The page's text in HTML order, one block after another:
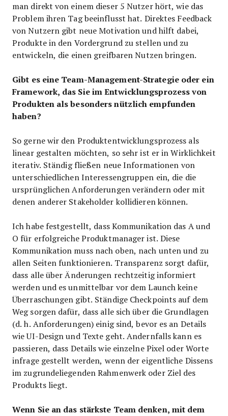
man direkt von einem dieser 5 Nutzer hört, wie das
Problem ihren Tag beeinflusst hat. Direktes Feedback
von Nutzern gibt neue Motivation und hilft dabei,
Produkte in den Vordergrund zu stellen und zu
entwickeln, die einen greifbaren Nutzen bringen.
Gibt es eine Team-Management-Strategie oder ein
Framework, das Sie im Entwicklungsprozess von
Produkten als besonders nützlich empfunden
haben?
So gerne wir den Produktentwicklungsprozess als
linear gestalten möchten, so sehr ist er in Wirklichkeit
iterativ. Ständig fließen neue Informationen von
unterschiedlichen Interessengruppen ein, die die
ursprünglichen Anforderungen verändern oder mit
denen anderer Stakeholder kollidieren können.
Ich habe festgestellt, dass Kommunikation das A und
O für erfolgreiche Produktmanager ist. Diese
Kommunikation muss nach oben, nach unten und zu
allen Seiten funktionieren. Transparenz sorgt dafür,
dass alle über Änderungen rechtzeitig informiert
werden und es unmittelbar vor dem Launch keine
Überraschungen gibt. Ständige Checkpoints auf dem
Weg sorgen dafür, dass alle sich über die Grundlagen
(d. h. Anforderungen) einig sind, bevor es an Details
wie UI-Design und Texte geht. Andernfalls kann es
passieren, dass Details wie einzelne Pixel oder Worte
infrage gestellt werden, wenn der eigentliche Dissens
im zugrundeliegenden Rahmenwerk oder Ziel des
Produkts liegt.
Wenn Sie an das stärkste Team denken, mit dem